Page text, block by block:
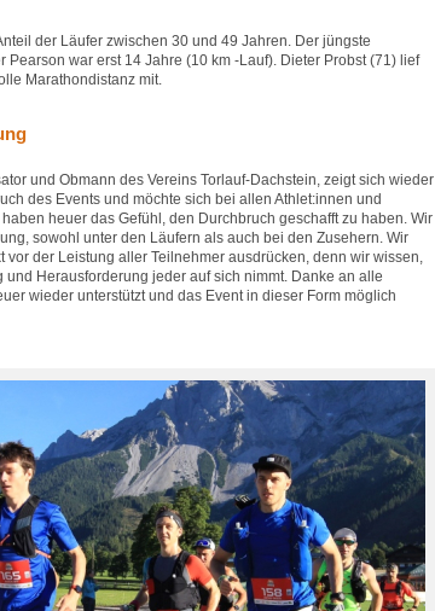
der Läufer zwischen 30 und 49 Jahren. Der jüngste
Pearson war erst 14 Jahre (10 km -Lauf). Dieter Probst (71) lief
Marathondistanz mit.
und Obmann des Vereins Torlauf-Dachstein, zeigt sich wieder
des Events und möchte sich bei allen Athlet:innen und
heuer das Gefühl, den Durchbruch geschafft zu haben. Wir
sowohl unter den Läufern als auch bei den Zusehern. Wir
vor der Leistung aller Teilnehmer ausdrücken, denn wir wissen,
und Herausforderung jeder auf sich nimmt. Danke an alle
wieder unterstützt und das Event in dieser Form möglich